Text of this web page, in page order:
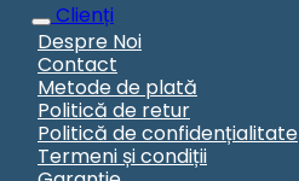
Clienți
Despre Noi
Contact
Metode de plată
Politică de retur
Politică de confidențialitate
Termeni și condiții